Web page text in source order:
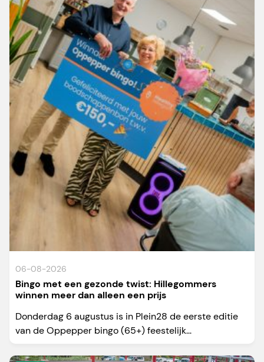
06-08-2026
Bingo met een gezonde twist: Hillegommers
winnen meer dan alleen een prijs
Donderdag 6 augustus is in Plein28 de eerste editie
van de Oppepper bingo (65+) feestelijk...